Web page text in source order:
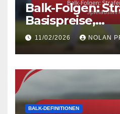
Balk-Folgen:
Basispreise,
11/02/2026 NOLAN
BALK-DEFINITIONEN